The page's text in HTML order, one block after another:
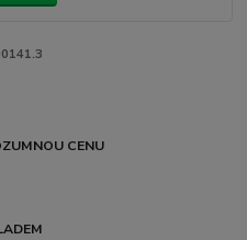
CENU